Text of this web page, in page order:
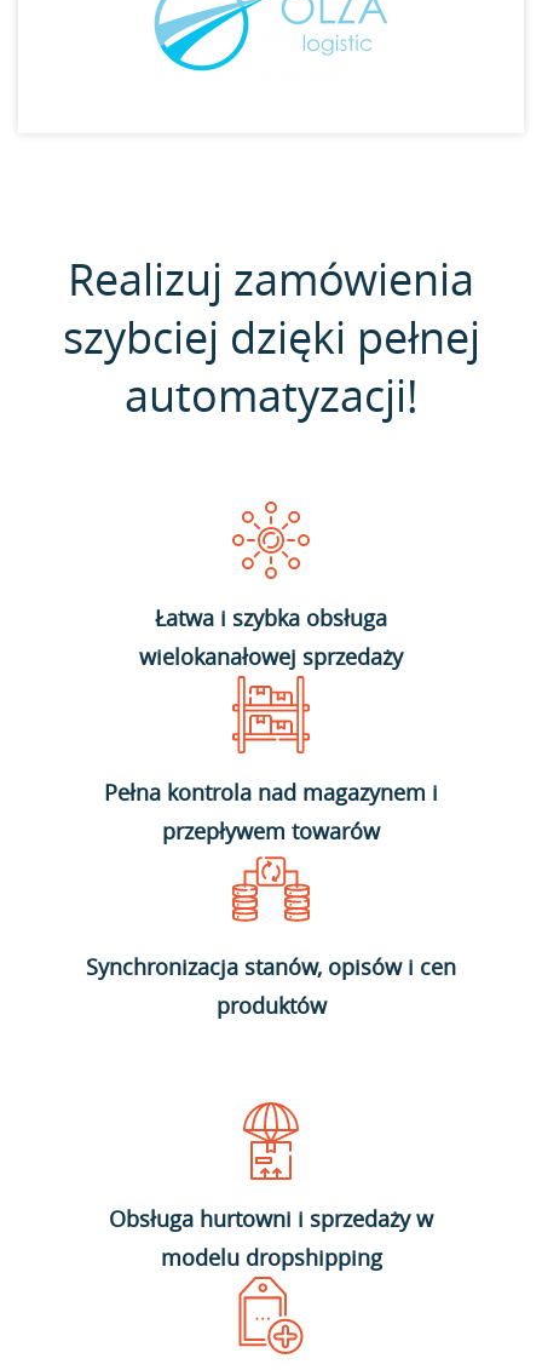
Realizuj zamówienia
szybciej dzięki pełnej
automatyzacji!
Łatwa i szybka obsługa
wielokanałowej sprzedaży
Pełna kontrola nad magazynem i
przepływem towarów
Synchronizacja stanów, opisów i cen
produktów
Obsługa hurtowni i sprzedaży w
modelu dropshipping